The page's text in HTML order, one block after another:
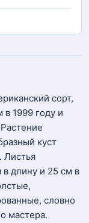
сорт,
1999 году и
куст
Листья
длину и 25 см в
словно
мастера.